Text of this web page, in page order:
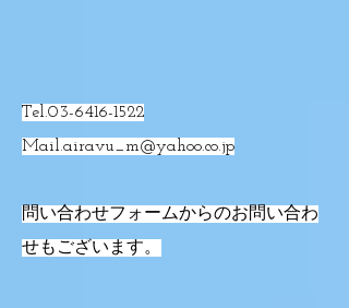
Tel.03-6416-1522
Mail.airavu_m@yahoo.co.jp
問い合わせフォームからのお問い合わ
せもございます。